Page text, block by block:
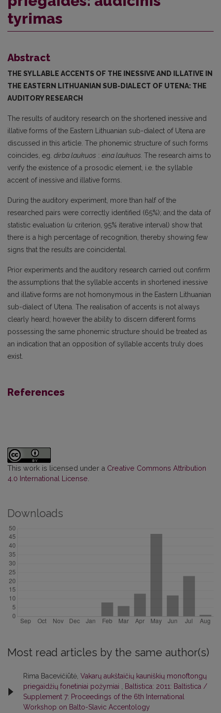
tyrimas
Abstract
THE SYLLABLE ACCENTS OF THE INESSIVE AND ILLATIVE IN
THE EASTERN LITHUANIAN SUB-DIALECT OF UTENA: THE
AUDITORY RESEARCH
The results of auditory research on the shortened inessive and
illative forms of the Eastern Lithuanian sub-dialect of Utena are
discussed in this article. The phonemic structure of such forms
coincides, eg. dirba laukuos : eina laukuos. The research aims to
verify the existence of a prosodic element, i.e. the syllable
accent of inessive and illative forms.
During the auditory experiment, more than half of the
researched pairs were correctly identified (65%); and the data of
statistic evaluation (u criterion, 95% iterative interval) show that
there is a high percentage of recognition, thereby showing few
signs that the results are coincidental.
Prior experiments and the auditory research carried out confirm
the assumptions that the syllable accents in shortened inessive
and illative forms are not homonymous in the Eastern Lithuanian
sub-dialect of Utena. The realisation of accents is not always
clearly heard; however the ability to discern different forms
possessing the same phonemic structure should be treated as
an indication that an opposition of syllable accents truly does
exist.
References
This work is licensed under a Creative Commons Attribution
4.0 International License
Downloads
Most read articles by the same author(s)
Rima Bacevičiūtė, Vakarų aukštaičių kauniškių monoftongų
priegaidžių fonetiniai požymiai
Baltistica: 2011: Baltistica /
Supplement 7: Proceedings of the 6th International
Workshop on Balto-Slavic Accentology